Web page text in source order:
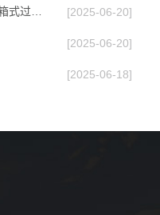
[2025-06-20]
[2025-06-20]
[2025-06-18]